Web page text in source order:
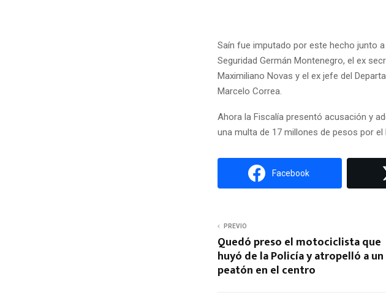
Saín fue imputado por este hecho junto
Seguridad Germán Montenegro, el ex
Maximiliano Novas y el ex jefe del
Marcelo Correa.
Ahora la Fiscalía presentó acusación y
una multa de 17 millones de pesos por el
Facebook
PREVIO
Quedó preso el motociclista que
huyó de la Policía y atropelló a un
peatón en el centro